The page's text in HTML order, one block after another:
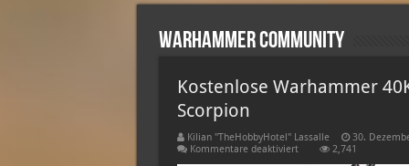
Warhammer Community
Kostenlose Warhammer
Scorpion
Kilian "TheHobbyHotel" Lassalle 30.
Kommentare deaktiviertfür
2,741